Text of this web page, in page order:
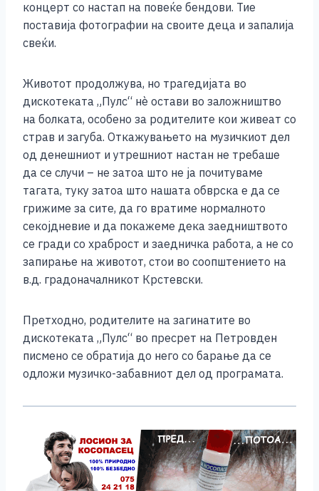
k
концерт со настап на повеќе бендови. Тие
поставија фотографии на своите деца и запалија
свеќи.
Животот продолжува, но трагедијата во
дискотеката „Пулс“ нè остави во заложништво
на болката, особено за родителите кои живеат со
страв и загуба. Откажувањето на музичкиот дел
од денешниот и утрешниот настан не требаше
да се случи – не затоа што не ја почитуваме
тагата, туку затоа што нашата обврска е да се
грижиме за сите, да го вратиме нормалното
секојдневие и да покажеме дека заедништвото
се гради со храброст и заедничка работа, а не со
запирање на животот, стои во соопштението на
в.д. градоначалникот Крстевски.
Претходно, родителите на загинатите во
дискотеката „Пулс“ во пресрет на Петровден
писмено се обратија до него со барање да се
одложи музичко-забавниот дел од програмата.